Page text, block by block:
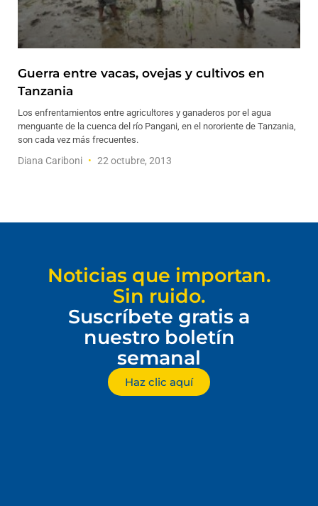
Guerra entre vacas, ovejas y cultivos en
Tanzania
Los enfrentamientos entre agricultores y ganaderos por el agua
menguante de la cuenca del río Pangani, en el nororiente de Tanzania,
son cada vez más frecuentes.
Diana Cariboni 22 octubre, 2013
Noticias que importan.
Sin ruido.
Suscríbete gratis a
nuestro boletín
semanal
Haz clic aquí